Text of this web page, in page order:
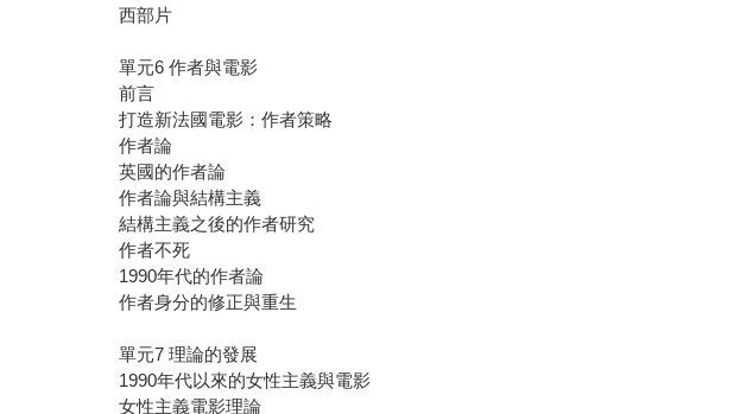
西部片
單元6 作者與電影
前言
打造新法國電影：作者策略
作者論
英國的作者論
作者論與結構主義
結構主義之後的作者研究
作者不死
1990年代的作者論
作者身分的修正與重生
單元7 理論的發展
1990年代以來的女性主義與電影
女性主義電影理論